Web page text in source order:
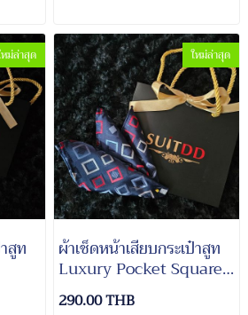
ม่ล่าสุด
สูท
ใหม่ล่าสุด
ผ้าเช็ดหน้าเสียบกระเป๋าสูท
Luxury Pocket Square
Suit#9
290.00 THB